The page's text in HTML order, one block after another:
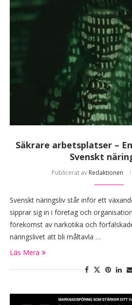
Säkrare arbetsplatser –
Svenskt
Publicerat av Redaktionen
Svenskt näringsliv står inför ett
sipprar sig in i företag och
förekomst av narkotika och
näringslivet att bli måltavla …
Läs Mera